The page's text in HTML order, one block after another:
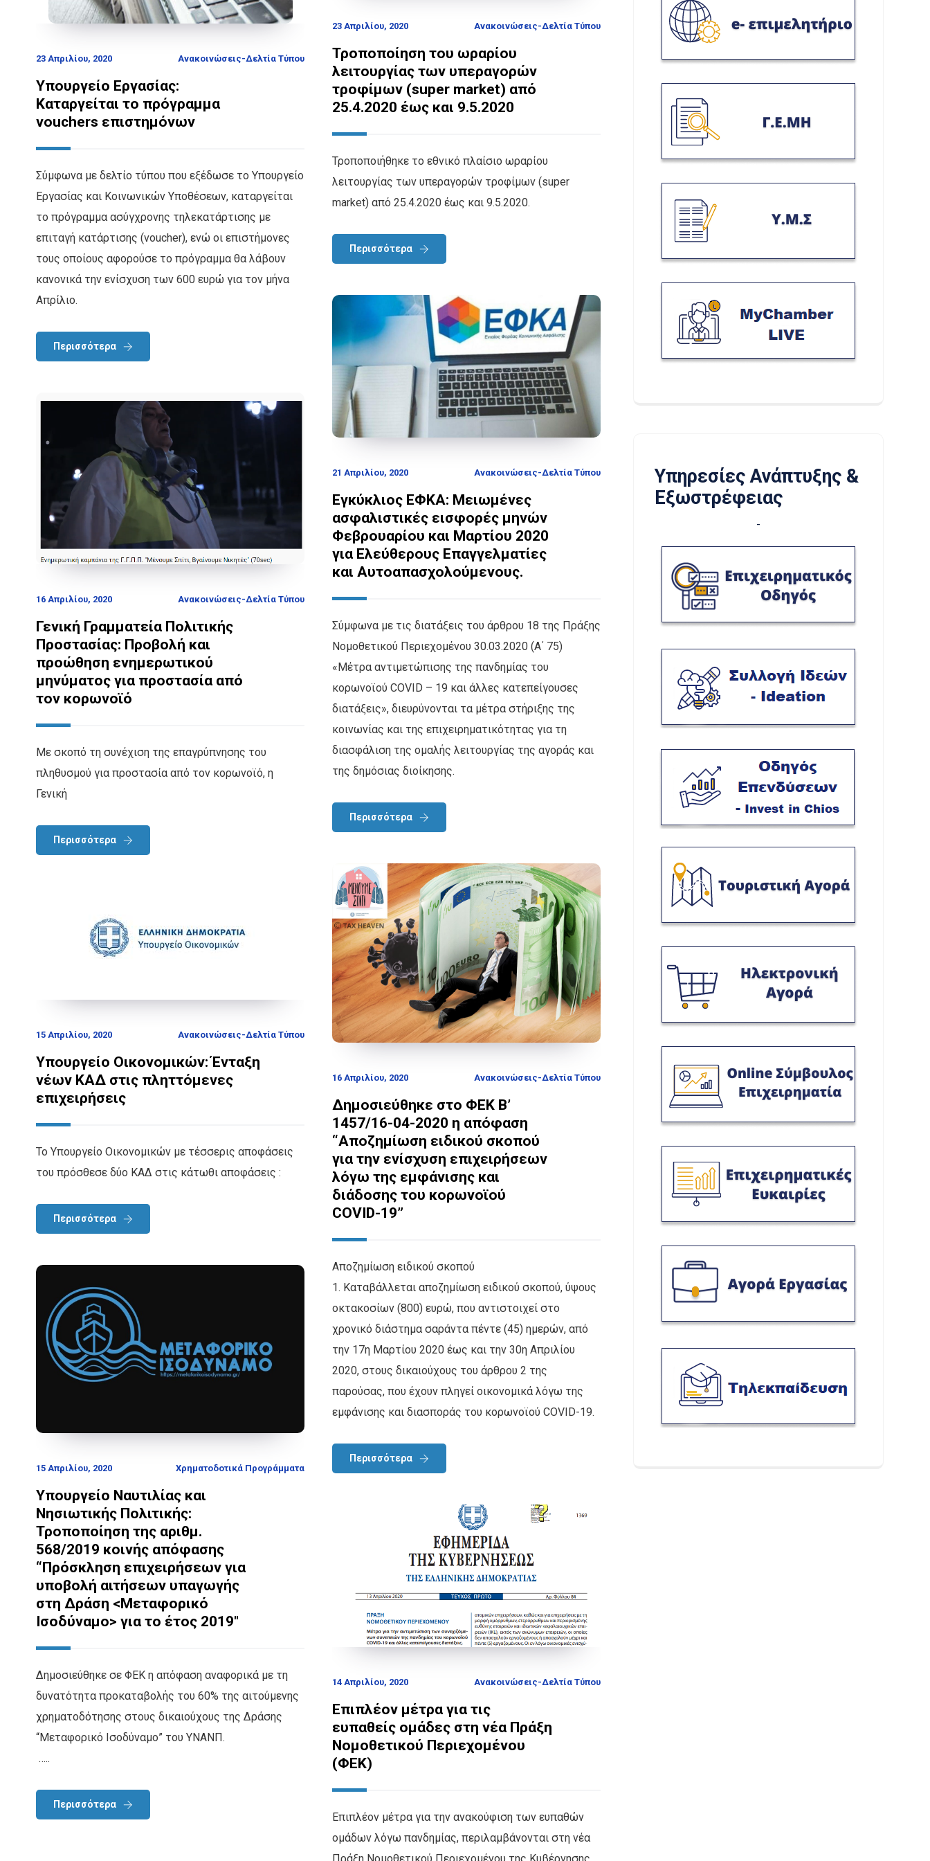
23 Απριλίου, 2020 Ανακοινώσεις-Δελτία Τύπου
Υπουργείο Εργασίας:
Καταργείται το πρόγραμμα
vouchers επιστημόνων
Σύμφωνα με δελτίο τύπου που εξέδωσε το Υπουργείο
Εργασίας και Κοινωνικών Υποθέσεων, καταργείται
το πρόγραμμα ασύγχρονης τηλεκατάρτισης με
επιταγή κατάρτισης (voucher), ενώ οι επιστήμονες
τους οποίους αφορούσε το πρόγραμμα θα λάβουν
κανονικά την ενίσχυση των 600 ευρώ για τον μήνα
Απρίλιο.
Περισσότερα
23 Απριλίου, 2020 Ανακοινώσεις-Δελτία Τύπου
Τροποποίηση του ωραρίου
λειτουργίας των υπεραγορών
τροφίμων (super market) από
25.4.2020 έως και 9.5.2020
Τροποποιήθηκε το εθνικό πλαίσιο ωραρίου
λειτουργίας των υπεραγορών τροφίμων (super
market) από 25.4.2020 έως και 9.5.2020.
Περισσότερα
21 Απριλίου, 2020 Ανακοινώσεις-Δελτία Τύπου
Εγκύκλιος ΕΦΚΑ: Μειωμένες
ασφαλιστικές εισφορές μηνών
Φεβρουαρίου και Μαρτίου 2020
για Ελεύθερους Επαγγελματίες
και Αυτοαπασχολούμενους.
Σύμφωνα με τις διατάξεις του άρθρου 18 της Πράξης
Νομοθετικού Περιεχομένου 30.03.2020 (Α΄ 75)
«Μέτρα αντιμετώπισης της πανδημίας του
κορωνοϊού COVID – 19 και άλλες κατεπείγουσες
διατάξεις», διευρύνονται τα μέτρα στήριξης της
κοινωνίας και της επιχειρηματικότητας για τη
διασφάλιση της ομαλής λειτουργίας της αγοράς και
της δημόσιας διοίκησης.
Περισσότερα
16 Απριλίου, 2020 Ανακοινώσεις-Δελτία Τύπου
Γενική Γραμματεία Πολιτικής
Προστασίας: Προβολή και
προώθηση ενημερωτικού
μηνύματος για προστασία από
τον κορωνοϊό
Με σκοπό τη συνέχιση της επαγρύπνησης του
πληθυσμού για προστασία από τον κορωνοϊό, η
Γενική
Περισσότερα
16 Απριλίου, 2020 Ανακοινώσεις-Δελτία Τύπου
Δημοσιεύθηκε στο ΦΕΚ Β’
1457/16-04-2020 η απόφαση
“Αποζημίωση ειδικού σκοπού
για την ενίσχυση επιχειρήσεων
λόγω της εμφάνισης και
διάδοσης του κορωνοϊού
COVID-19”
Αποζημίωση ειδικού σκοπού
1. Καταβάλλεται αποζημίωση ειδικού σκοπού, ύψους
οκτακοσίων (800) ευρώ, που αντιστοιχεί στο
χρονικό διάστημα σαράντα πέντε (45) ημερών, από
την 17η Μαρτίου 2020 έως και την 30η Απριλίου
2020, στους δικαιούχους του άρθρου 2 της
παρούσας, που έχουν πληγεί οικονομικά λόγω της
εμφάνισης και διασποράς του κορωνοϊού COVID-19.
Περισσότερα
15 Απριλίου, 2020 Ανακοινώσεις-Δελτία Τύπου
Υπουργείο Οικονομικών: Ένταξη
νέων ΚΑΔ στις πληττόμενες
επιχειρήσεις
Το Υπουργείο Οικονομικών με τέσσερις αποφάσεις
του πρόσθεσε δύο ΚΑΔ στις κάτωθι αποφάσεις :
Περισσότερα
15 Απριλίου, 2020 Χρηματοδοτικά Προγράμματα
Υπουργείο Ναυτιλίας και
Νησιωτικής Πολιτικής:
Τροποποίηση της αριθμ.
568/2019 κοινής απόφασης
“Πρόσκληση επιχειρήσεων για
υποβολή αιτήσεων υπαγωγής
στη Δράση <Μεταφορικό
Ισοδύναμο> για το έτος 2019″
Δημοσιεύθηκε σε ΦΕΚ η απόφαση αναφορικά με τη
δυνατότητα προκαταβολής του 60% της αιτούμενης
χρηματοδότησης στους δικαιούχους της Δράσης
“Μεταφορικό Ισοδύναμο” του ΥΝΑΝΠ.
…..
Περισσότερα
14 Απριλίου, 2020 Ανακοινώσεις-Δελτία Τύπου
Επιπλέον μέτρα για τις
ευπαθείς ομάδες στη νέα Πράξη
Νομοθετικού Περιεχομένου
(ΦΕΚ)
Επιπλέον μέτρα για την ανακούφιση των ευπαθών
ομάδων λόγω πανδημίας, περιλαμβάνονται στη νέα
Υπηρεσίες Ανάπτυξης &
Εξωστρέφειας
-